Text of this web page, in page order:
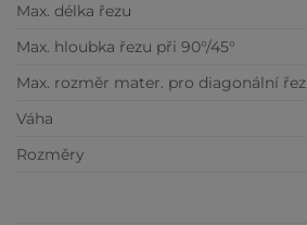
Max. délka řezu
Max. hloubka řezu při 90°/45°
Max. rozměr mater. pro diagonální řez
Váha
Rozměry